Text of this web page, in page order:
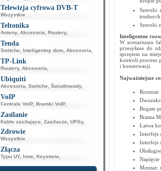
Telewizja cyfrowa DVB-T
Wszystkie
Teltonika
Anteny, Akcesoria Routery,
Tenda
Switche Inteligentny dom, Akcesoria
TP-Link
Routery, Akcesoria
Ubiquiti
Akcesoria Switche Światłowody,
VoIP
Centrale VoIP, Bramki VoIP,
Zasilanie
Kable zasilające Zasilacze UPSy,
Zdrowie
Wszystkie
Złącza
Typu UY, Inne Keystone
Szeroki
Szeroki
Inteligentne
W scenariuszu
przesyłane do
sprzętem na
kontroli procesu
i konserwacji.
Najważniejsze
Rozmiar
Bogate
Brama
Łatwa
Interfejs
Interfejs
Montaż: